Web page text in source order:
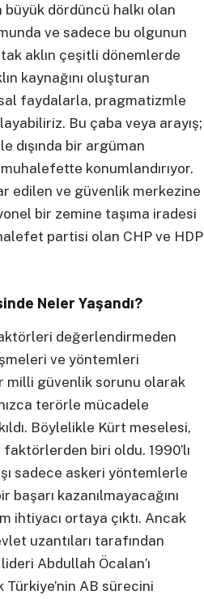
dördüncü halkı olan
ve sadece bu olgunun
aklın çeşitli dönemlerde
kaynağını oluşturan
faydalarla, pragmatizmle
Bu çaba veya arayış;
dışında bir argüman
konumlandırıyor.
edilen ve güvenlik merkezine
bir zemine taşıma iradesi
partisi olan CHP ve HDP
Neler Yaşandı?
değerlendirmeden
ve yöntemleri
milli güvenlik sorunu olarak
terörle mücadele
Böylelikle Kürt meselesi,
biri oldu. 1990’lı
sadece askeri yöntemlerle
kazanılmayacağını
ihtiyacı ortaya çıktı. Ancak
uzantıları tarafından
Abdullah Öcalan’ı
Türkiye’nin AB sürecini